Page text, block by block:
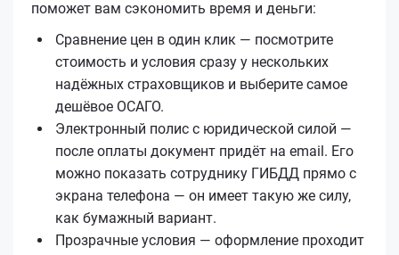
поможет вам сэкономить время и деньги:
Сравнение цен в один клик — посмотрите
стоимость и условия сразу у нескольких
надёжных страховщиков и выберите самое
дешёвое ОСАГО.
Электронный полис с юридической силой —
после оплаты документ придёт на email. Его
можно показать сотруднику ГИБДД прямо с
экрана телефона — он имеет такую же силу,
как бумажный вариант.
Прозрачные условия — оформление проходит